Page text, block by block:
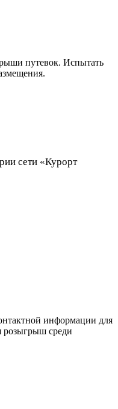
путевок. Испытать
сети «Курорт
информации для
розыгрыш среди